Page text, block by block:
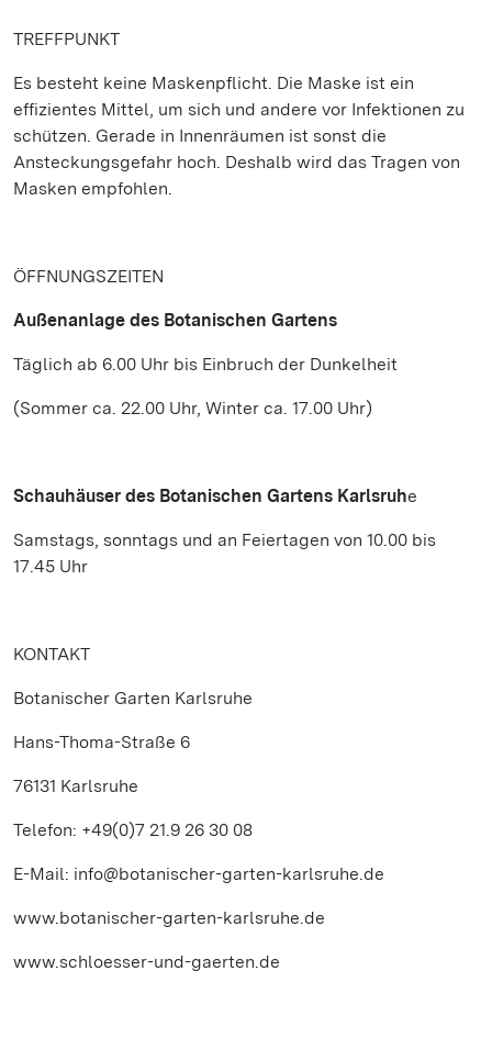
TREFFPUNKT
Es besteht keine Maskenpflicht. Die Maske ist ein
effizientes Mittel, um sich und andere vor Infektionen zu
schützen. Gerade in Innenräumen ist sonst die
Ansteckungsgefahr hoch. Deshalb wird das Tragen von
Masken empfohlen.
ÖFFNUNGSZEITEN
Außenanlage des Botanischen Gartens
Täglich ab 6.00 Uhr bis Einbruch der Dunkelheit
(Sommer ca. 22.00 Uhr, Winter ca. 17.00 Uhr)
Schauhäuser des Botanischen Gartens Karlsruhe
Samstags, sonntags und an Feiertagen von 10.00 bis
17.45 Uhr
KONTAKT
Botanischer Garten Karlsruhe
Hans-Thoma-Straße 6
76131 Karlsruhe
Telefon: +49(0)7 21.9 26 30 08
E-Mail: info@botanischer-garten-karlsruhe.de
www.botanischer-garten-karlsruhe.de
www.schloesser-und-gaerten.de